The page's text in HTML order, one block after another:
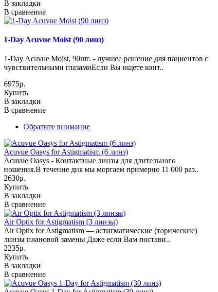
В закладки
В сравнение
1-Day Acuvue Moist (90 линз)
1-Day Acuvue Moist, 90шт. - лучшее решение для пациентов с
чувствительными глазамиЕсли Вы ищете конт..
6975р.
Купить
В закладки
В сравнение
Обратите внимание
Acuvue Oasys for Astigmatism (6 линз)
Acuvue Oasys - Контактные линзы для длительного
ношения.В течение дня мы моргаем примерно 11 000 раз..
2630р.
Купить
В закладки
В сравнение
Air Optix for Astigmatism (3 линзы)
Air Optix for Astigmatism — астигматические (торические)
линзы плановой замены Даже если Вам постави..
2235р.
Купить
В закладки
В сравнение